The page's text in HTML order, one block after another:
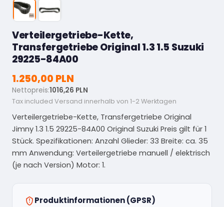
Verteilergetriebe-Kette,
Transfergetriebe Original 1.3 1.5 Suzuki
29225-84A00
1.250,00 PLN
Nettopreis:1016,26 PLN
Tax included Versand innerhalb von 1-2 Werktagen
Verteilergetriebe-Kette, Transfergetriebe Original
Jimny 1.3 1.5 29225-84A00 Original Suzuki Preis gilt für 1
Stück. Spezifikationen: Anzahl Glieder: 33 Breite: ca. 35
mm Anwendung: Verteilergetriebe manuell / elektrisch
(je nach Version) Motor: 1.
Produktinformationen (GPSR)